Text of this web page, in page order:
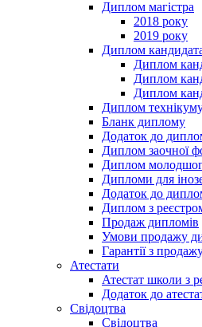
Диплом магістра
2018 року
2019 року
Диплом
Диплом
Диплом
Диплом
Диплом
Бланк диплому
Додаток до
Диплом заочної
Диплом
Дипломи для
Додаток до
Диплом з
Продаж дипломів
Умови продажу
Гарантії з
Атестати
Атестат школи з
Додаток до
Свідоцтва
Свідоцтва